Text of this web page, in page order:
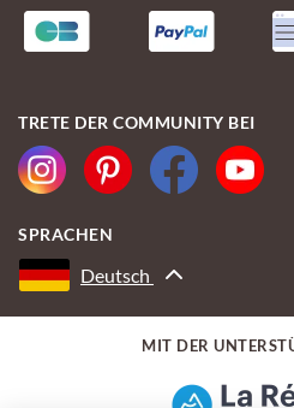
TRETE DER COMMUNITY BEI
SPRACHEN
Deutsch
MIT DER